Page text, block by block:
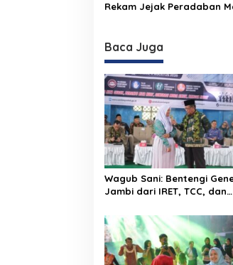
Rekam Jejak Peradaban
Baca Juga
Wagub Sani: Bentengi
Jambi dari IRET, TCC, dan
Sekolah